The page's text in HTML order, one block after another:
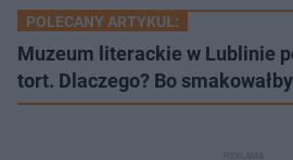
POLECANY ARTYKUŁ:
Muzeum literackie w Lublinie
tort. Dlaczego? Bo